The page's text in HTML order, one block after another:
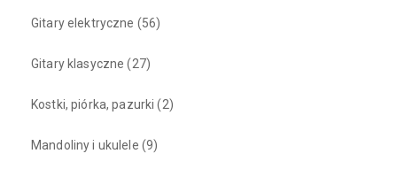
Gitary elektryczne (56)
Gitary klasyczne (27)
Kostki, piórka, pazurki (2)
Mandoliny i ukulele (9)